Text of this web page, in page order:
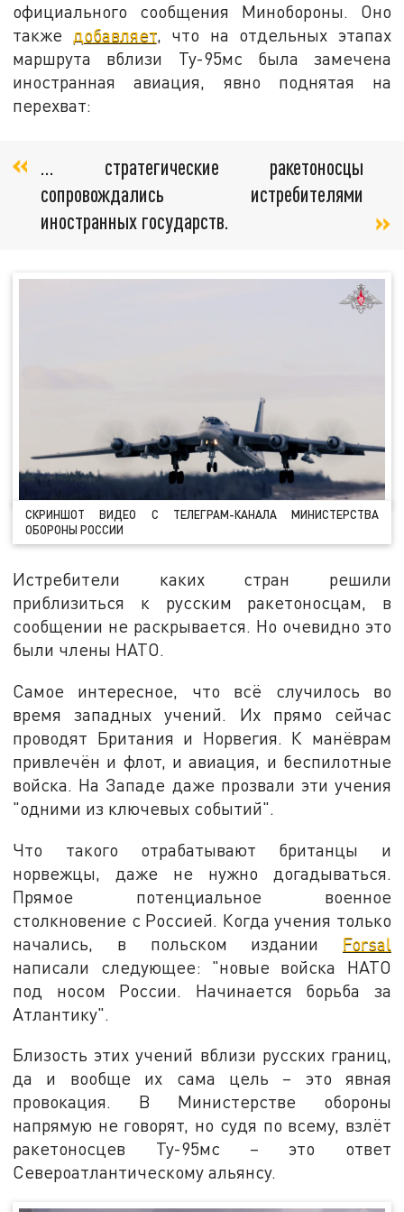
официального сообщения Минобороны. Оно
также добавляет, что на отдельных этапах
маршрута вблизи Ту-95мс была замечена
иностранная авиация, явно поднятая на
перехват:
… стратегические ракетоносцы
сопровождались истребителями
иностранных государств.
СКРИНШОТ ВИДЕО С ТЕЛЕГРАМ-КАНАЛА МИНИСТЕРСТВА
ОБОРОНЫ РОССИИ
Истребители каких стран решили
приблизиться к русским ракетоносцам, в
сообщении не раскрывается. Но очевидно это
были члены НАТО.
Самое интересное, что всё случилось во
время западных учений. Их прямо сейчас
проводят Британия и Норвегия. К манёврам
привлечён и флот, и авиация, и беспилотные
войска. На Западе даже прозвали эти учения
"одними из ключевых событий".
Что такого отрабатывают британцы и
норвежцы, даже не нужно догадываться.
Прямое потенциальное военное
столкновение с Россией. Когда учения только
начались, в польском издании Forsal
написали следующее: "новые войска НАТО
под носом России. Начинается борьба за
Атлантику".
Близость этих учений вблизи русских границ,
да и вообще их сама цель – это явная
провокация. В Министерстве обороны
напрямую не говорят, но судя по всему, взлёт
ракетоносцев Ту-95мс – это ответ
Североатлантическому альянсу.